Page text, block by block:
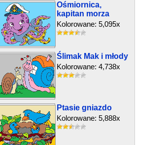
Ośmiornica,
kapitan morza
Kolorowane: 5,095x
Ślimak Mak i młody
Kolorowane: 4,738x
Ptasie gniazdo
Kolorowane: 5,888x